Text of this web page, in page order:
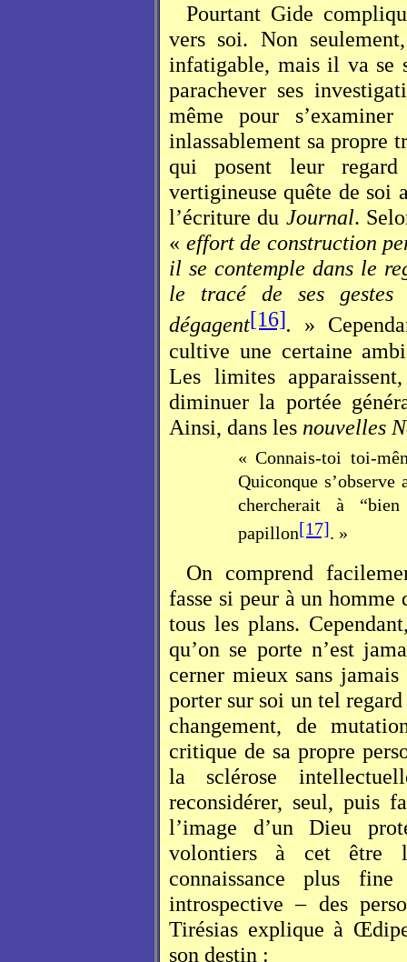
Pourtant Gide
vers soi. Non
infatigable, mais il va se
parachever ses
même pour
inlassablement sa propre
qui posent leur
vertigineuse quête de soi
l’écriture du Journal.
« effort de construction
il se contemple dans le
le tracé de ses gestes
dégagent[16]. »
cultive une certaine
Les limites
diminuer la portée
Ainsi, dans les nouvelles
« Connais-toi toi-
Quiconque
chercherait à
papillon[17]. »
On comprend
fasse si peur à un homme
tous les plans.
qu’on se porte n’est
cerner mieux sans
porter sur soi un tel
changement, de
critique de sa propre
la sclérose
reconsidérer, seul, puis
l’image d’un Dieu
volontiers à cet être
connaissance plus
introspective – des
Tirésias explique à
son destin :